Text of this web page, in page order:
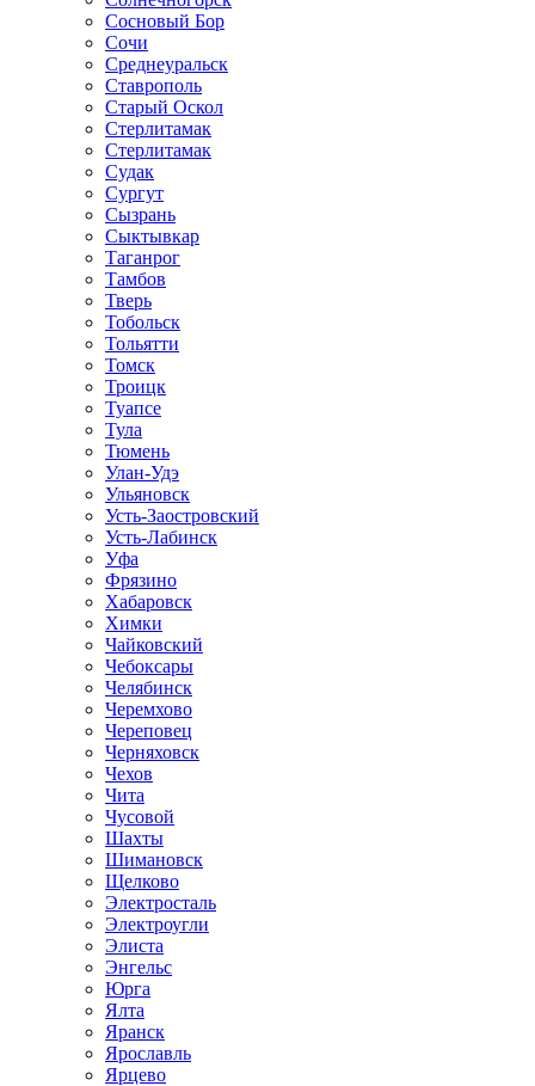
Сосновый Бор
Сочи
Среднеуральск
Ставрополь
Старый Оскол
Стерлитамак
Стерлитамак
Судак
Сургут
Сызрань
Сыктывкар
Таганрог
Тамбов
Тверь
Тобольск
Тольятти
Томск
Троицк
Туапсе
Тула
Тюмень
Улан-Удэ
Ульяновск
Усть-Заостровский
Усть-Лабинск
Уфа
Фрязино
Хабаровск
Химки
Чайковский
Чебоксары
Челябинск
Черемхово
Череповец
Черняховск
Чехов
Чита
Чусовой
Шахты
Шимановск
Щелково
Электросталь
Электроугли
Элиста
Энгельс
Юрга
Ялта
Яранск
Ярославль
Ярцево